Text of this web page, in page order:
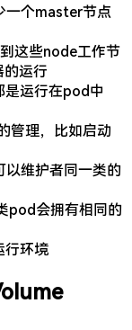
一个master节点
这些node工作节
运行
运行在pod中
管理，比如启动
维护者同一类的
pod会拥有相同的
行环境